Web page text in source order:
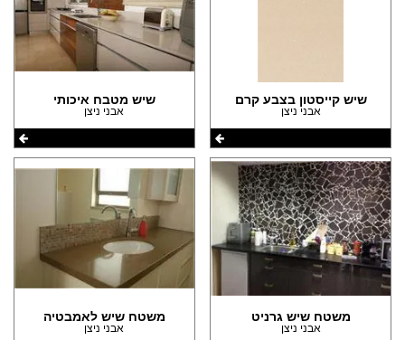
שיש קייסטון בצבע קרם
אבני ניצן
שיש מטבח איכותי
אבני ניצן
משטח שיש גרניט
אבני ניצן
משטח שיש לאמבטיה
אבני ניצן